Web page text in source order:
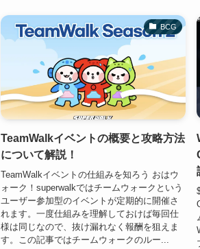
BCG
TeamWalkイベントの概要と攻略方法
について解説！
TeamWalkイベントの仕組みを知ろう おはウ
ォーク！superwalkではチームウォークという
ユーザー参加型のイベントが定期的に開催さ
れます。一度仕組みを理解しておけば毎回仕
様は同じなので、抜け漏れなく報酬を狙えま
す。この記事ではチームウォークのルー...